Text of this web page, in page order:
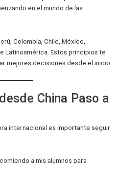
en el mundo de las
Colombia, Chile, México,
Latinoamérica. Estos principios te
mejores decisiones desde el inicio.
China Paso a
internacional es importante seguir
a mis alumnos para